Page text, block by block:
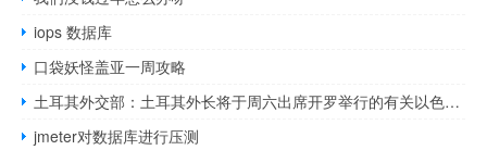
iops 数据库
口袋妖怪盖亚一周攻略
土耳其外交部：土耳其外长将于周六出席开罗举行的有关以色列-巴勒斯坦冲突的峰会
jmeter对数据库进行压测